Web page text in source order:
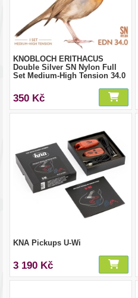
KNOBLOCH ERITHACUS
Double Silver SN Nylon Full
Set Medium-High Tension 34.0
350 Kč
KNA Pickups U-Wi
3 190 Kč